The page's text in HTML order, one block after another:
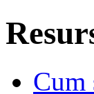
Cum